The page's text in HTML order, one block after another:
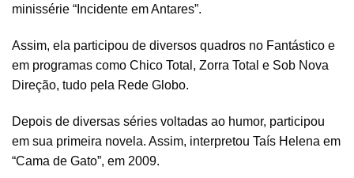
minissérie “Incidente em Antares”.
Assim, ela participou de diversos quadros no Fantástico e
em programas como Chico Total, Zorra Total e Sob Nova
Direção, tudo pela Rede Globo.
Depois de diversas séries voltadas ao humor, participou
em sua primeira novela. Assim, interpretou Taís Helena em
“Cama de Gato”, em 2009.